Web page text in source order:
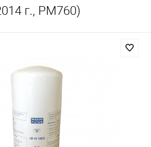
г., PM760)